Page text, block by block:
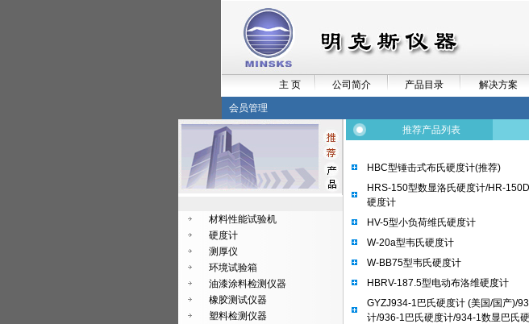
主 页 公司简介 产品目录 解决方案
会员管理
材料性能试验机
硬度计
测厚仪
环境试验箱
油漆涂料检测仪器
橡胶测试仪器
塑料检测仪器
推荐产品列表
HBC型锤击式布氏硬度计(推荐)
HRS-150型数显洛氏硬度计/HR-
硬度计
HV-5型小负荷维氏硬度计
W-20a型韦氏硬度计
W-BB75型韦氏硬度计
HBRV-187.5型电动布洛维硬度计
GYZJ934-1巴氏硬度计 (美国/国产)/
计/936-1巴氏硬度计/934-1数显巴氏